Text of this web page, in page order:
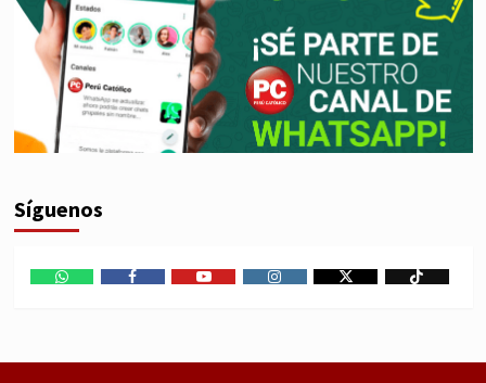
Síguenos